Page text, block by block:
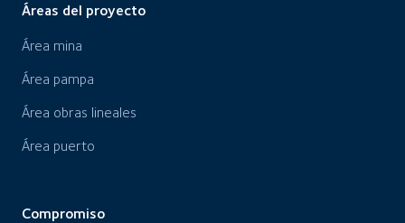
Áreas del proyecto
Área mina
Área pampa
Área obras lineales
Área puerto
Compromiso